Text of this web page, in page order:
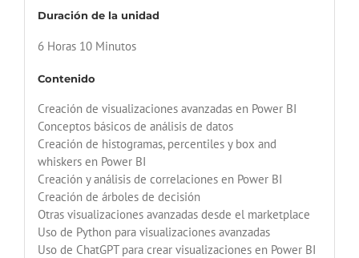
Duración de la unidad
6 Horas 10 Minutos
Contenido
Creación de visualizaciones avanzadas en Power BI
Conceptos básicos de análisis de datos
Creación de histogramas, percentiles y box and
whiskers en Power BI
Creación y análisis de correlaciones en Power BI
Creación de árboles de decisión
Otras visualizaciones avanzadas desde el marketplace
Uso de Python para visualizaciones avanzadas
Uso de ChatGPT para crear visualizaciones en Power BI